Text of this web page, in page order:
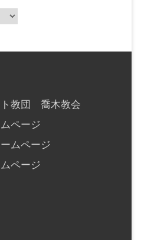
ト教団 喬木教会
ページ
ムページ
ページ